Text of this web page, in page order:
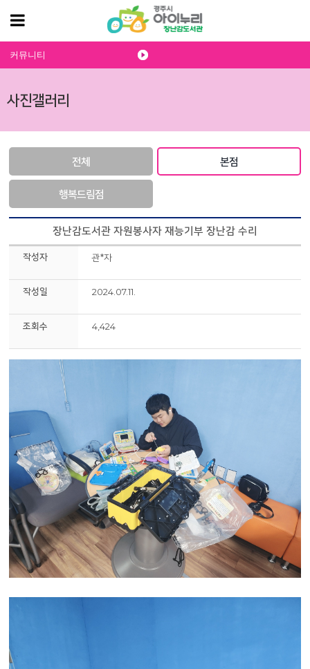
사진갤러리
커뮤니티
전체 본점
행복드림점
장난감도서관 자원봉사자 재능기부 장난감 수리
작성자 관*자
작성일 2024.07.11.
조회수 4,424